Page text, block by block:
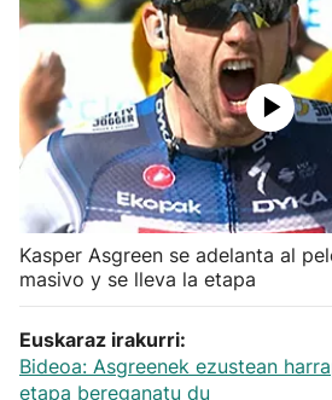
Ciclismo
Herri-kirolak
Balonmano
Kirolak 360
Atletismo
Carreras de montaña
Kasper Asgreen se adelanta al
masivo y se lleva la etapa
Euskaraz irakurri:
Bideoa: Asgreenek ezustean
etapa bereganatu du